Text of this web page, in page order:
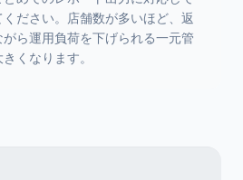
ださい。店舗数が多いほど、返
ら運用負荷を下げられる一元管
くなります。